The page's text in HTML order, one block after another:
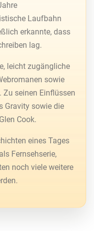
Laufbahn
erkannte, dass
lag.
leicht zugängliche
sowie
Zu seinen Einflüssen
Gravity sowie die
Cook.
eines Tages
Fernsehserie,
noch viele weitere